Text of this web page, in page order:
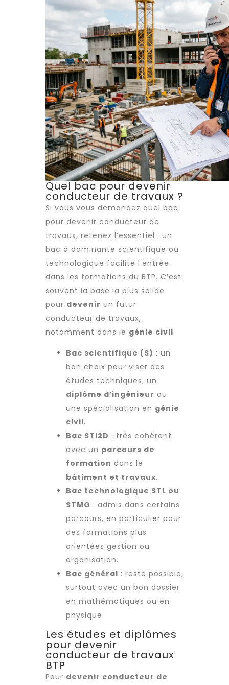
Quel bac pour devenir
conducteur de travaux ?
Si vous vous demandez quel bac
pour devenir conducteur de
travaux, retenez l’essentiel : un
bac à dominante scientifique ou
technologique facilite l’entrée
dans les formations du BTP. C’est
souvent la base la plus solide
pour devenir un futur
conducteur de travaux,
notamment dans le génie civil.
Bac scientifique (S) : un
bon choix pour viser des
études techniques, un
diplôme d’ingénieur ou
une spécialisation en génie
civil.
Bac STI2D : très cohérent
avec un parcours de
formation dans le
bâtiment et travaux.
Bac technologique STL ou
STMG : admis dans certains
parcours, en particulier pour
des formations plus
orientées gestion ou
organisation.
Bac général : reste possible,
surtout avec un bon dossier
en mathématiques ou en
physique.
Les études et diplômes
pour devenir
conducteur de travaux
BTP
Pour devenir conducteur de